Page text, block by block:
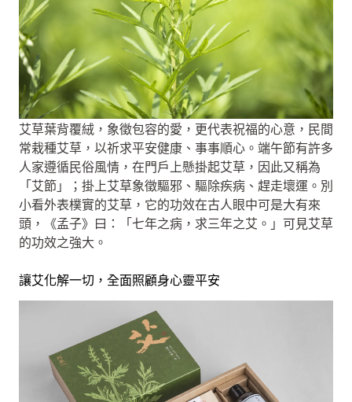
艾草葉背覆絨，象徵包容的愛，更代表祝福的心意，民間
常栽種艾草，以祈求平安健康、事事順心。端午節有許多
人家遵循民俗風情，在門戶上懸掛起艾草，因此又稱為
「艾節」；掛上艾草象徵驅邪、驅除疾病、趕走壞運。別
小看外表樸實的艾草，它的功效在古人眼中可是大有來
頭，《孟子》曰：「七年之病，求三年之艾。」可見艾草
的功效之強大。
讓艾化解一切，全面照顧身心靈平安